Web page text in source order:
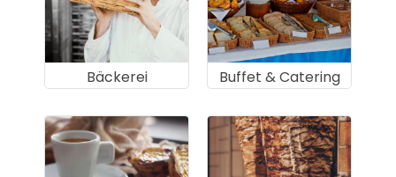
Bäckerei Buffet & Catering